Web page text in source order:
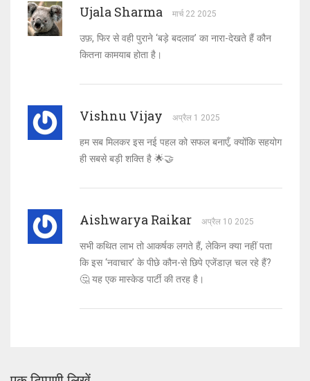
Ujala Sharma मार्च 22 2025
उफ़, फिर से वही पुराने ‘बड़े बदलाव’ का नारा-देखते हैं कौन
कितना कामयाब होता है।
Vishnu Vijay अप्रैल 1 2025
हम सब मिलकर इस नई पहल को सफल बनाएँ, क्योंकि सहयोग
ही सबसे बड़ी शक्ति है 🌟🤝
Aishwarya Raikar अप्रैल 10 2025
सभी कथित लाभ तो आकर्षक लगते हैं, लेकिन क्या नहीं पता
कि इस ‘नवाचार’ के पीछे कौन-से छिपे एजेंडाज़ चल रहे हैं?
🤔 यह एक मास्केड पार्टी की तरह है।